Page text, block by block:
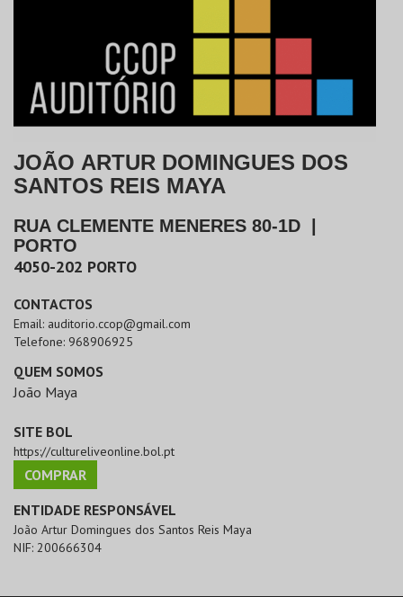
JOÃO ARTUR DOMINGUES DOS
SANTOS REIS MAYA
RUA CLEMENTE MENERES 80-1D
PORTO
4050-202 PORTO
CONTACTOS
Email: auditorio.ccop@gmail.com
Telefone: 968906925
QUEM SOMOS
João Maya
SITE BOL
https://cultureliveonline.bol.pt
COMPRAR
ENTIDADE RESPONSÁVEL
João Artur Domingues dos Santos Reis Maya
NIF: 200666304